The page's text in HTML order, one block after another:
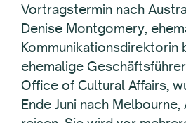
Vortragstermin nach
Denise Montgomery,
Kommunikationsdirektorin
ehemalige
Office of Cultural Affairs,
Ende Juni nach